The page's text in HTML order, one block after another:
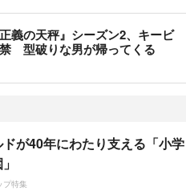
義の天秤』シーズン2、キービ
型破りな男が帰ってくる
が40年にわたり支える「小学
プ特集